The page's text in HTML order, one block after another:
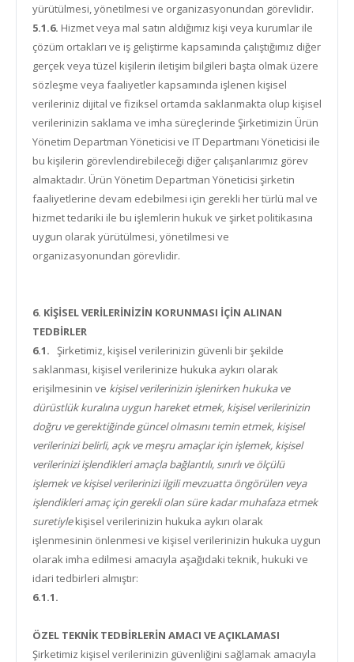
yürütülmesi, yönetilmesi ve organizasyonundan görevlidir.
5.1.6. Hizmet veya mal satın aldığımız kişi veya kurumlar ile
çözüm ortakları ve iş geliştirme kapsamında çalıştığımız diğer
gerçek veya tüzel kişilerin iletişim bilgileri başta olmak üzere
sözleşme veya faaliyetler kapsamında işlenen kişisel
verileriniz dijital ve fiziksel ortamda saklanmakta olup kişisel
verilerinizin saklama ve imha süreçlerinde Şirketimizin Ürün
Yönetim Departman Yöneticisi ve IT Departmanı Yöneticisi ile
bu kişilerin görevlendirebileceği diğer çalışanlarımız görev
almaktadır. Ürün Yönetim Departman Yöneticisi şirketin
faaliyetlerine devam edebilmesi için gerekli her türlü mal ve
hizmet tedariki ile bu işlemlerin hukuk ve şirket politikasına
uygun olarak yürütülmesi, yönetilmesi ve
organizasyonundan görevlidir.
6. KİŞİSEL VERİLERİNİZİN KORUNMASI İÇİN ALINAN
TEDBİRLER
6.1. Şirketimiz, kişisel verilerinizin güvenli bir şekilde
saklanması, kişisel verilerinize hukuka aykırı olarak
erişilmesinin ve kişisel verilerinizin işlenirken hukuka ve
dürüstlük kuralına uygun hareket etmek, kişisel verilerinizin
doğru ve gerektiğinde güncel olmasını temin etmek, kişisel
verilerinizi belirli, açık ve meşru amaçlar için işlemek, kişisel
verilerinizi işlendikleri amaçla bağlantılı, sınırlı ve ölçülü
işlemek ve kişisel verilerinizi ilgili mevzuatta öngörülen veya
işlendikleri amaç için gerekli olan süre kadar muhafaza etmek
suretiylekişisel verilerinizin hukuka aykırı olarak
işlenmesinin önlenmesi ve kişisel verilerinizin hukuka uygun
olarak imha edilmesi amacıyla aşağıdaki teknik, hukuki ve
idari tedbirleri almıştır:
6.1.1.
ÖZEL TEKNİK TEDBİRLERİN AMACI VE AÇIKLAMASI
Şirketimiz kişisel verilerinizin güvenliğini sağlamak amacıyla